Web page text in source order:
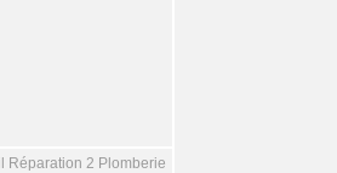
Réparation 2 Plomberie